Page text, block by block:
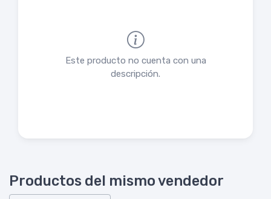
Este producto no cuenta con una
descripción.
Productos del mismo vendedor